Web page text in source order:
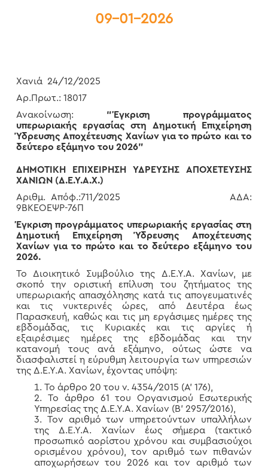
09-01-2026
Χανιά 24/12/2025
Αρ.Πρωτ.: 18017
Ανακοίνωση: “Έγκριση προγράμματος
υπερωριακής εργασίας στη Δημοτική Επιχείρηση
Ύδρευσης Αποχέτευσης Χανίων για το πρώτο και το
δεύτερο εξάμηνο του 2026”
ΔΗΜΟΤΙΚΗ ΕΠΙΧΕΙΡΗΣΗ ΥΔΡΕΥΣΗΣ ΑΠΟΧΕΤΕΥΣΗΣ
ΧΑΝΙΩΝ (Δ.Ε.Υ.Α.Χ.)
Αριθμ. Απόφ.:711/2025 ΑΔΑ:
9ΒΚΕΟΕΨΡ-76Π
Έγκριση προγράμματος υπερωριακής εργασίας στη
Δημοτική Επιχείρηση Ύδρευσης Αποχέτευσης
Χανίων για το πρώτο και το δεύτερο εξάμηνο του
2026.
Το Διοικητικό Συμβούλιο της Δ.Ε.Υ.Α. Χανίων, με
σκοπό την οριστική επίλυση του ζητήματος της
υπερωριακής απασχόλησης κατά τις απογευματινές
και τις νυκτερινές ώρες, από Δευτέρα έως
Παρασκευή, καθώς και τις μη εργάσιμες ημέρες της
εβδομάδας, τις Κυριακές και τις αργίες ή
εξαιρέσιμες ημέρες της εβδομάδας και την
κατανομή τους ανά εξάμηνο, ούτως ώστε να
διασφαλιστεί η εύρυθμη λειτουργία των υπηρεσιών
της Δ.Ε.Υ.Α. Χανίων, έχοντας υπόψη:
Το άρθρο 20 του ν. 4354/2015 (Α’ 176),
Το άρθρο 61 του Οργανισμού Εσωτερικής
Υπηρεσίας της Δ.Ε.Υ.Α. Χανίων (Β’ 2957/2016),
Τον αριθμό των υπηρετούντων υπαλλήλων
της Δ.Ε.Υ.Α. Χανίων έως σήμερα (τακτικό
προσωπικό αορίστου χρόνου και συμβασιούχοι
ορισμένου χρόνου), τον αριθμό των πιθανών
αποχωρήσεων του 2026 και τον αριθμό των